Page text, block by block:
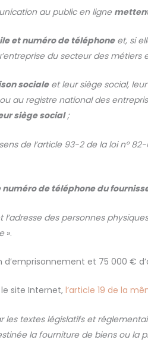
au public en ligne
et numéro de téléphoneet, si
du secteur des métiers
socialeet leur siège social, leur
au registre national des
siège social;
de l’article 93-2 de la loi n°
de téléphone du
des personnes
».
et 75 000 €
site Internet, l’article 19 de la
textes législatifs et
la fourniture de biens ou la